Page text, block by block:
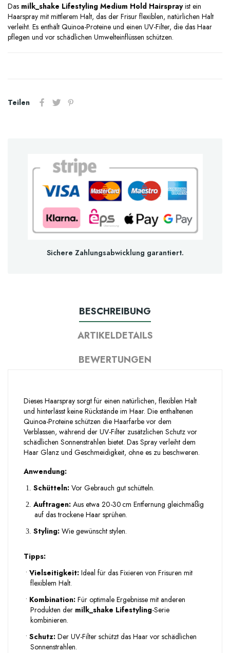
Das milk_shake Lifestyling Medium Hold Hairsprayist ein
Haarspray mit mittlerem Halt, das der Frisur flexiblen, natürlichen Halt
verleiht. Es enthält Quinoa-Proteine und einen UV-Filter, die das Haar
pflegen und vor schädlichen Umwelteinflüssen schützen.
Teilen
Sichere Zahlungsabwicklung garantiert.
BESCHREIBUNG
ARTIKELDETAILS
BEWERTUNGEN
Dieses Haarspray sorgt für einen natürlichen, flexiblen Halt
und hinterlässt keine Rückstände im Haar. Die enthaltenen
Quinoa-Proteine schützen die Haarfarbe vor dem
Verblassen, während der UV-Filter zusätzlichen Schutz vor
schädlichen Sonnenstrahlen bietet. Das Spray verleiht dem
Haar Glanz und Geschmeidigkeit, ohne es zu beschweren.
Anwendung:
1. Schütteln: Vor Gebrauch gut schütteln.
2. Auftragen: Aus etwa 20-30 cm Entfernung gleichmäßig
auf das trockene Haar sprühen.
3. Styling: Wie gewünscht stylen.
Tipps:
• Vielseitigkeit: Ideal für das Fixieren von Frisuren mit
flexiblem Halt.
• Kombination: Für optimale Ergebnisse mit anderen
Produkten der milk_shake Lifestyling-Serie
kombinieren.
• Schutz: Der UV-Filter schützt das Haar vor schädlichen
Sonnenstrahlen.